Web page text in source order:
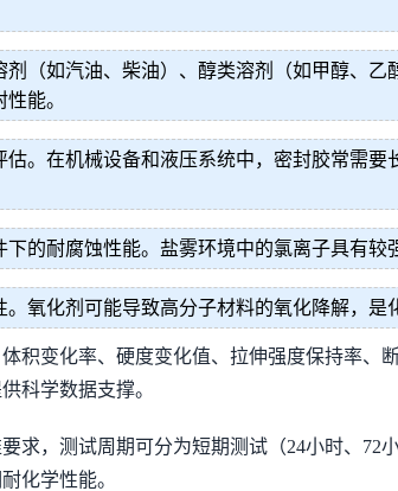
（如汽油、柴油）、醇类溶剂（如甲醇、
能。
。在机械设备和液压系统中，密封胶常需
的耐腐蚀性能。盐雾环境中的氯离子具有较
氧化剂可能导致高分子材料的氧化降解，是
积变化率、硬度变化值、拉伸强度保持率、
科学数据支撑。
，测试周期可分为短期测试（24小时、72
化学性能。